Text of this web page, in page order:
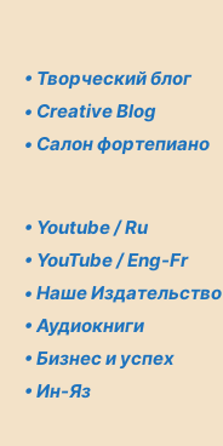
• Творческий блог
• Creative Blog
• Салон фортепиано
• Youtube / Ru
• YouTube / Eng-Fr
• Наше Издательство
• Аудиокниги
• Бизнес и успех
• Ин-Яз